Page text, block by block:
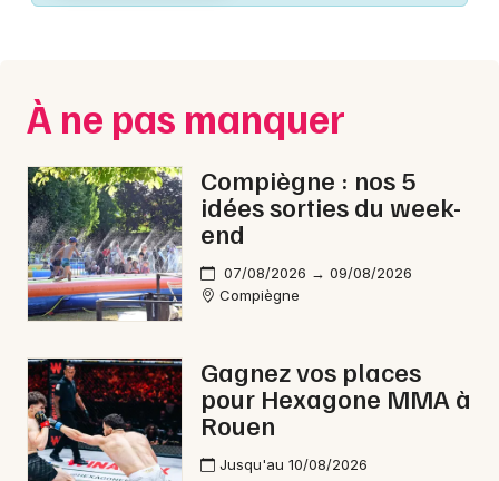
Foires & salons
Concerts
Sports
Soirées
Sorties famille
Sorties & loisirs
Rock / metal dans l' Oise
Nice
Paris
Strasbourg
Toulouse
Toutes les villes
À ne pas manquer
Compiègne : nos 5
idées sorties du week-
end
07/08/2026 → 09/08/2026
Compiègne
Gagnez vos places
pour Hexagone MMA à
Rouen
Jusqu'au 10/08/2026